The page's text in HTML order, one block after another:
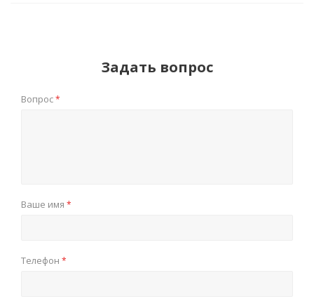
Задать вопрос
Вопрос*
Ваше имя *
Телефон *